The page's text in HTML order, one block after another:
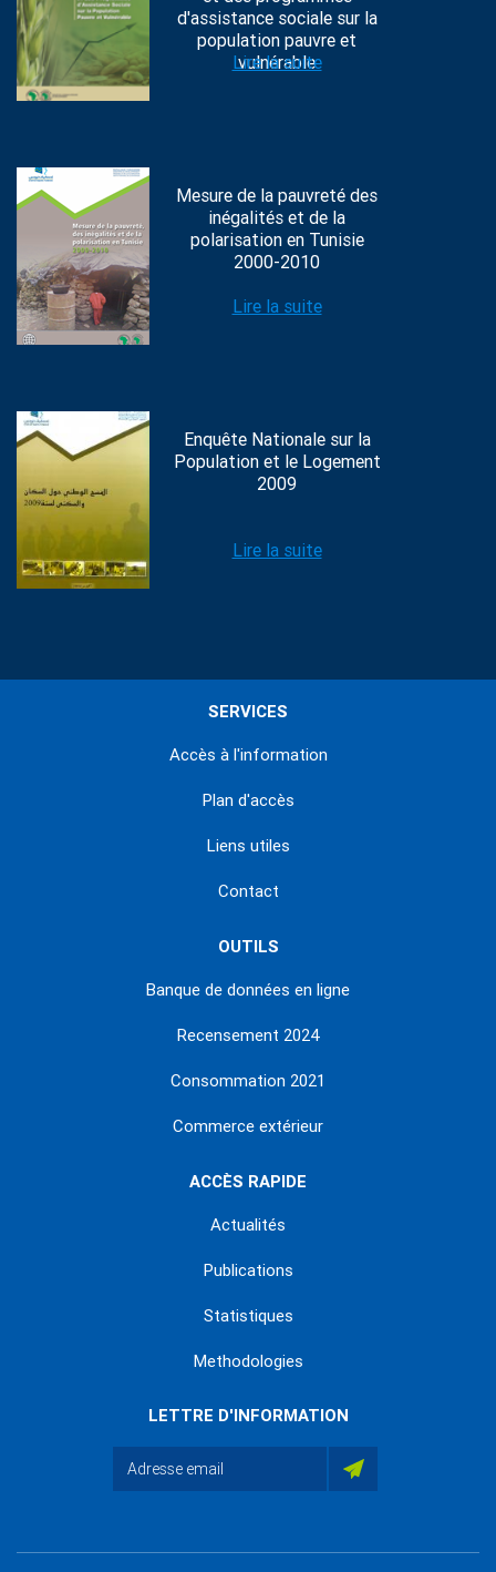
d'assistance sociale sur la
population pauvre et
vulnérable
Lire la suite
Mesure de la pauvreté des
inégalités et de la
polarisation en Tunisie
2000-2010
Lire la suite
Enquête Nationale sur la
Population et le Logement
2009
Lire la suite
SERVICES
Accès à l'information
Plan d'accès
Liens utiles
Contact
OUTILS
Banque de données en ligne
Recensement 2024
Consommation 2021
Commerce extérieur
ACCÈS RAPIDE
Actualités
Publications
Statistiques
Methodologies
LETTRE D'INFORMATION